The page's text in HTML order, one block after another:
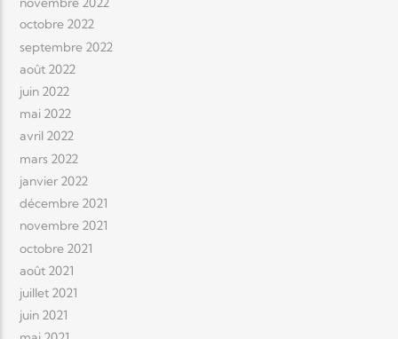
octobre 2022
septembre 2022
août 2022
juin 2022
mai 2022
avril 2022
mars 2022
janvier 2022
décembre 2021
novembre 2021
octobre 2021
août 2021
juillet 2021
juin 2021